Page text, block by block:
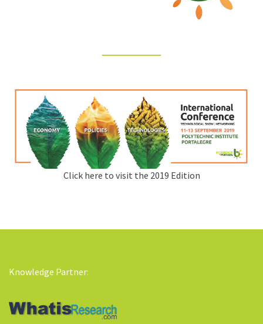
Click here to visit the 2019 Edition
Knowledge Partner: